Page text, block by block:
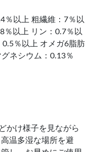
％以上 粗繊維：7％以
％以上 リン：0.7％以
0.5％以上 オメガ6脂肪
ネシウム：0.13％
かけ様子を見ながら
温多湿な場所を避